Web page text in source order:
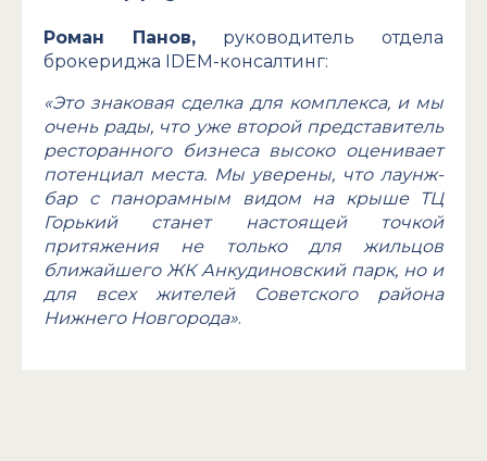
Роман Панов, руководитель отдела
брокериджа IDEM-консалтинг:
«Это знаковая сделка для комплекса, и мы
очень рады, что уже второй представитель
ресторанного бизнеса высоко оценивает
потенциал места. Мы уверены, что лаунж-
бар с панорамным видом на крыше ТЦ
Горький станет настоящей точкой
притяжения не только для жильцов
ближайшего ЖК Анкудиновский парк, но и
для всех жителей Советского района
Нижнего Новгорода».